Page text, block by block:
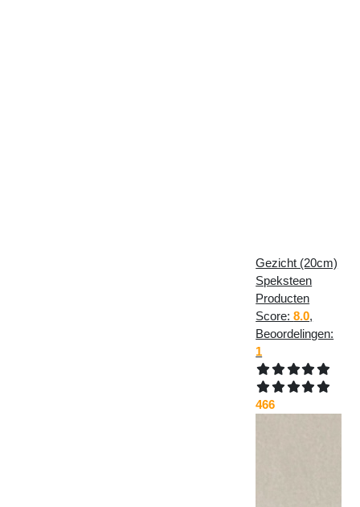
Gezicht (20cm)
Speksteen
Producten
Score:8.0,
Beoordelingen:
1
466